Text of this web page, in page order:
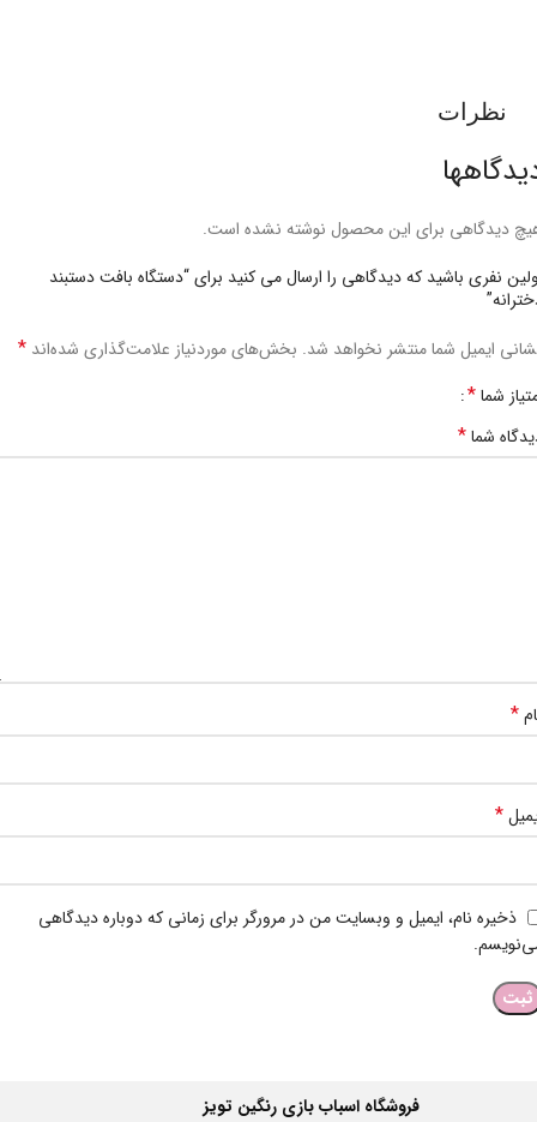
نظرات
دیدگاهی برای این محصول نوشته نشده است.
نفری باشید که دیدگاهی را ارسال می کنید برای “دستگاه بافت دستبند
ایمیل شما منتشر نخواهد شد. بخش‌های موردنیاز علامت‌گذاری شده‌اند *
شما*
شما*
*
*
ذخیره نام، ایمیل و وبسایت من در مرورگر برای زمانی که دوباره دیدگاهی
فروشگاه اسباب بازی رنگین تویز